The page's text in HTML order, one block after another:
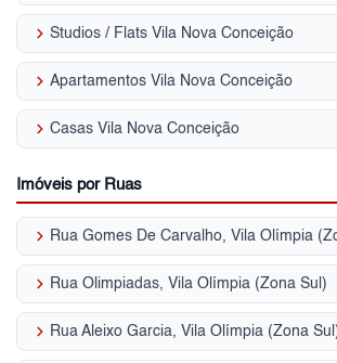
keyboard_arrow_right Studios / Flats Vila Nova Conceição
keyboard_arrow_right Apartamentos Vila Nova Conceição
keyboard_arrow_right Casas Vila Nova Conceição
Imóveis por Ruas
keyboard_arrow_right Rua Gomes De Carvalho, Vila Olímpia
keyboard_arrow_right Rua Olimpiadas, Vila Olímpia (Zona Sul)
keyboard_arrow_right Rua Aleixo Garcia, Vila Olímpia (Zona